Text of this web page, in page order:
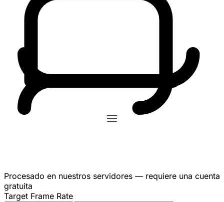
Procesado en nuestros servidores — requiere una cuenta
gratuita
Target Frame Rate